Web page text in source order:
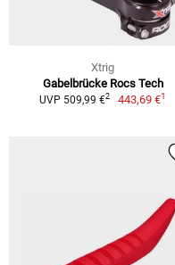
Xtrig
Gabelbrücke Rocs Tech
UVP 509,99 €2 443,69 €1